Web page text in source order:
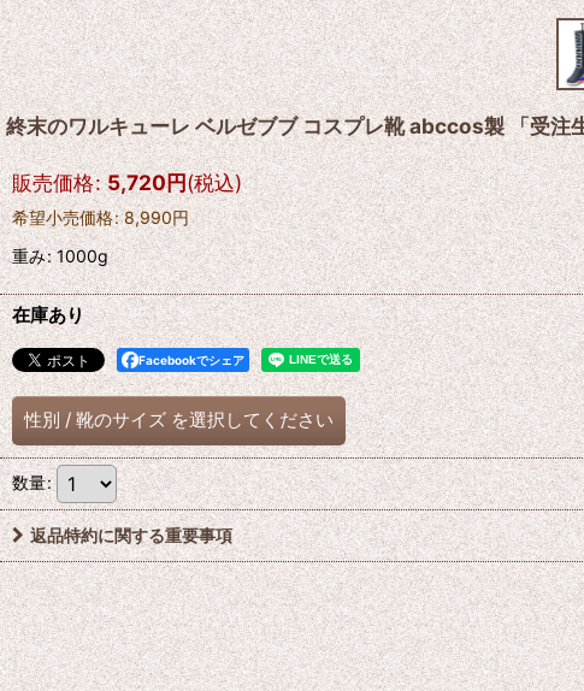
終末のワルキューレ ベルゼブブ コスプレ靴 abccos製 「受注
販売価格: 5,720円(税込)
希望小売価格: 8,990円
重み:1000g
在庫あり
Facebookでシェア
性別 / 靴のサイズ を選択してください
数量:
返品特約に関する重要事項